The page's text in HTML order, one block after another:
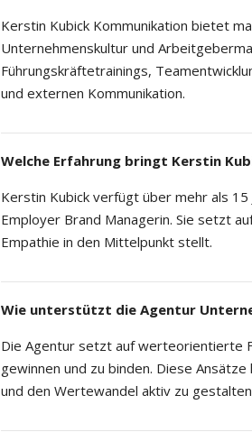
Kerstin Kubick Kommunikation bietet
Unternehmenskultur und
Führungskräftetrainings,
und externen Kommunikation.
Welche Erfahrung bringt Kerstin
Kerstin Kubick verfügt über mehr als
Employer Brand Managerin. Sie setzt
Empathie in den Mittelpunkt stellt.
Wie unterstützt die Agentur
Die Agentur setzt auf werteorientierte
gewinnen und zu binden. Diese
und den Wertewandel aktiv zu